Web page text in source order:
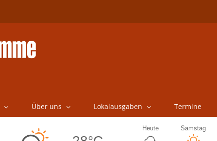
Über uns Lokalausgaben Termine